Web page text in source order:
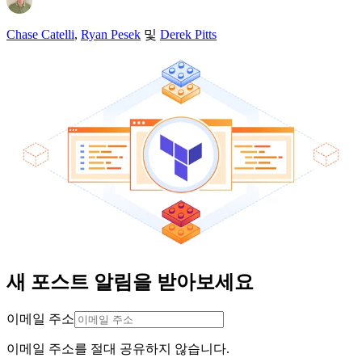
Chase Catelli, Ryan Pesek 및 Derek Pitts
새 포스트 알림을 받아보세요
이메일 주소
이메일 주소를 절대 공유하지 않습니다.